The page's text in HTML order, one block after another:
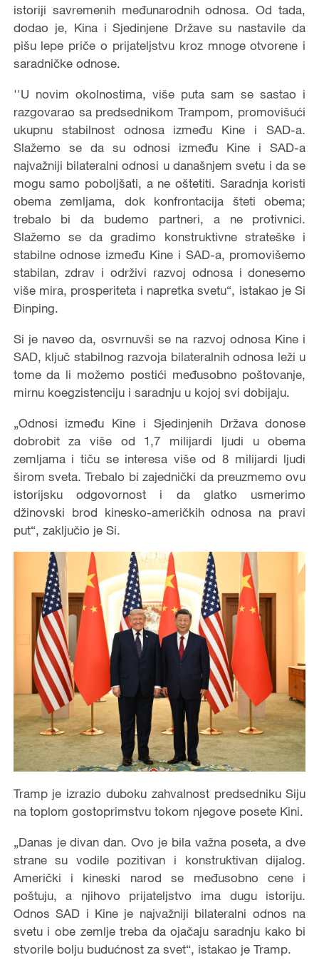
istoriji savremenih međunarodnih odnosa. Od tada,
dodao je, Kina i Sjedinjene Države su nastavile da
pišu lepe priče o prijateljstvu kroz mnoge otvorene i
saradničke odnose.
''U novim okolnostima, više puta sam se sastao i
razgovarao sa predsednikom Trampom, promovišući
ukupnu stabilnost odnosa između Kine i SAD-a.
Slažemo se da su odnosi između Kine i SAD-a
najvažniji bilateralni odnosi u današnjem svetu i da se
mogu samo poboljšati, a ne oštetiti. Saradnja koristi
obema zemljama, dok konfrontacija šteti obema;
trebalo bi da budemo partneri, a ne protivnici.
Slažemo se da gradimo konstruktivne strateške i
stabilne odnose između Kine i SAD-a, promovišemo
stabilan, zdrav i održivi razvoj odnosa i donesemo
više mira, prosperiteta i napretka svetu“, istakao je Si
Đinping.
Si je naveo da, osvrnuvši se na razvoj odnosa Kine i
SAD, ključ stabilnog razvoja bilateralnih odnosa leži u
tome da li možemo postići međusobno poštovanje,
mirnu koegzistenciju i saradnju u kojoj svi dobijaju.
„Odnosi između Kine i Sjedinjenih Država donose
dobrobit za više od 1,7 milijardi ljudi u obema
zemljama i tiču se interesa više od 8 milijardi ljudi
širom sveta. Trebalo bi zajednički da preuzmemo ovu
istorijsku odgovornost i da glatko usmerimo
džinovski brod kinesko-američkih odnosa na pravi
put“, zaključio je Si.
Tramp je izrazio duboku zahvalnost predsedniku Siju
na toplom gostoprimstvu tokom njegove posete Kini.
„Danas je divan dan. Ovo je bila važna poseta, a dve
strane su vodile pozitivan i konstruktivan dijalog.
Američki i kineski narod se međusobno cene i
poštuju, a njihovo prijateljstvo ima dugu istoriju.
Odnos SAD i Kine je najvažniji bilateralni odnos na
svetu i obe zemlje treba da ojačaju saradnju kako bi
stvorile bolju budućnost za svet“, istakao je Tramp.